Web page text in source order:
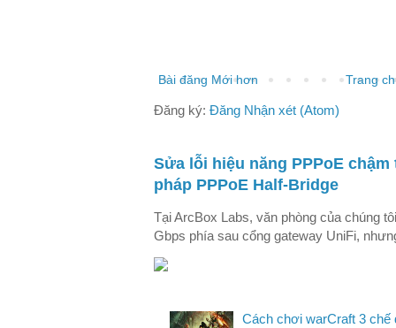
Bài đăng Mới hơn Trang
Đăng ký: Đăng Nhận xét (Atom)
Sửa lỗi hiệu năng PPPoE
pháp PPPoE Half-Bridge
Tại ArcBox Labs, văn phòng của chúng
Gbps phía sau cổng gateway UniFi,
Cách chơi warCraft 3 chế